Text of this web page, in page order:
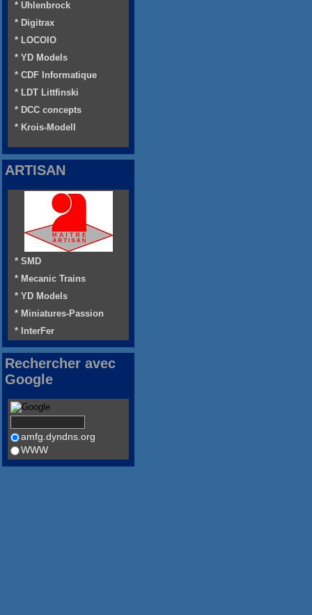
* Uhlenbrock
* Digitrax
* LOCOIO
* YD Models
* CDF Informatique
* LDT Littfinski
* DCC concepts
* Krois-Modell
ARTISAN
* SMD
* Mecanic Trains
* YD Models
* Miniatures-Passion
* InterFer
Rechercher avec
Google
amfg.dyndns.org
WWW